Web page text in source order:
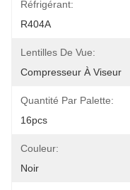
Réfrigérant:
R404A
Lentilles De Vue:
Compresseur À Viseur
Quantité Par Palette:
16pcs
Couleur:
Noir